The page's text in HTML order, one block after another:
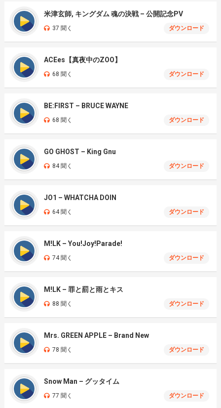
米津玄師, キングダム 魂の決戦 – 公開記念PV
37 聞く ダウンロード
ACEes【真夜中のZOO】
68 聞く ダウンロード
BE:FIRST – BRUCE WAYNE
68 聞く ダウンロード
GO GHOST – King Gnu
84 聞く ダウンロード
JO1 – WHATCHA DOIN
64 聞く ダウンロード
M!LK – You!Joy!Parade!
74 聞く ダウンロード
M!LK – 罪と罰と雨とキス
88 聞く ダウンロード
Mrs. GREEN APPLE – Brand New
78 聞く ダウンロード
Snow Man – グッタイム
77 聞く ダウンロード